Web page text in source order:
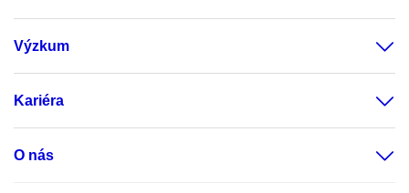
Výzkum
Kariéra
O nás